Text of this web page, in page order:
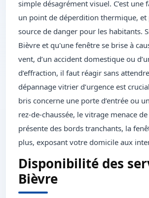
simple désagrément visuel. C’est une
un point de déperdition thermique, et
source de danger pour les habitants.
Bièvre et qu'une fenêtre se brise à
vent, d’un accident domestique ou
d’effraction, il faut réagir sans
dépannage vitrier d’urgence est
bris concerne une porte d’entrée ou
rez-de-chaussée, le vitrage menace
présente des bords tranchants, la
plus, exposant votre domicile aux
Disponibilité des
Bièvre